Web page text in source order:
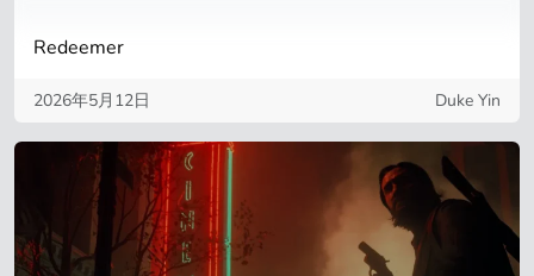
Redeemer
2026年5月12日 Duke Yin